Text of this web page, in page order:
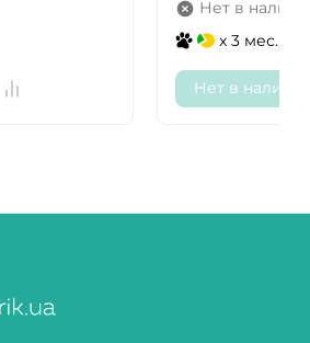
Нет в
x 3 мес.
Нет в